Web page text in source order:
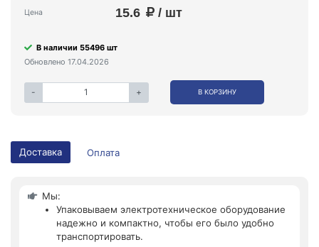
Цена 15.6 / шт
В наличии 55496 шт
Обновлено 17.04.2026
- + В КОРЗИНУ
Доставка Оплата
Мы:
Упаковываем электротехническое оборудование
надежно и компактно, чтобы его было удобно
транспортировать.